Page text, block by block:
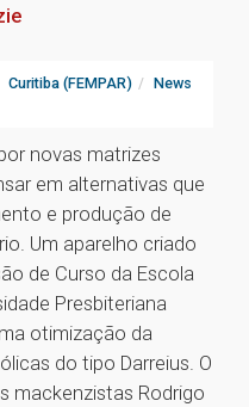
Curitiba (FEMPAR) News
novas matrizes
em alternativas que
e produção de
Um aparelho criado
de Curso da Escola
Presbiteriana
otimização da
do tipo Darreius. O
mackenzistas Rodrigo